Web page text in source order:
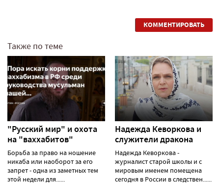
КОММЕНТИРОВАТЬ
Также по теме
"Русский мир" и охота
на "ваххабитов"
Борьба за право на ношение
никаба или наоборот за его
запрет - одна из заметных тем
этой недели для......
Надежда Кеворкова и
служители дракона
Надежда Кеворкова -
журналист старой школы и с
мировым именем помещена
сегодня в России в следствен......